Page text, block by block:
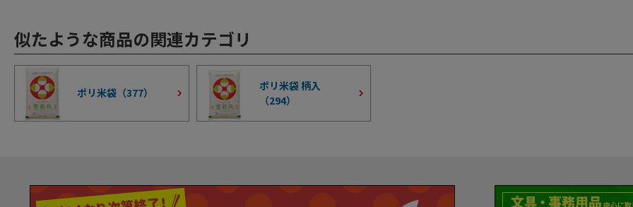
似たような商品の関連カテゴリ
ポリ米袋（377）
ポリ米袋 柄入
（294）